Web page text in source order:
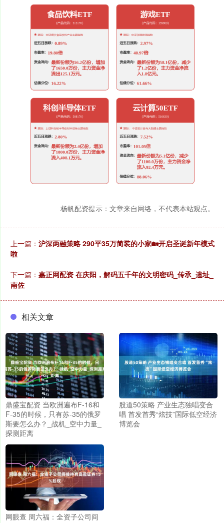
杨帆配资提示：文章来自网络，不代表本站观点。
上一篇： 沪深两融策略 290平35万简装的小家🏡开启圣诞新年模式
啦
下一篇： 嘉正网配资 在庆阳，解码五千年的文明密码_传承_遗址_
南佐
相关文章
鼎盛宝配资 当欧洲遍布F-16和
F-35的时候，只有苏-35的俄罗
斯要怎么办？_战机_空中力量_
探测距离
股道50策略 产业生态独唱变合
唱 首发首秀“炫技”国际低空经济
博览会
网眼查 周六福：全资子公司间